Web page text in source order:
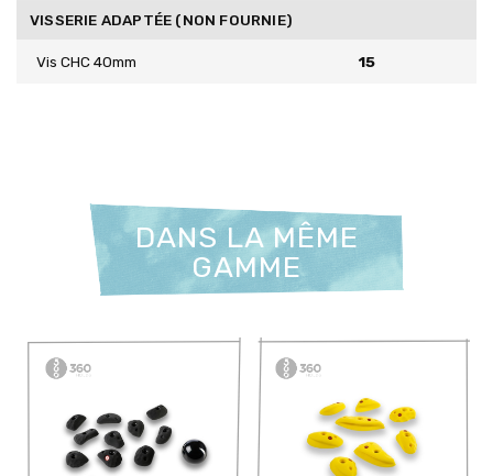
VISSERIE ADAPTÉE (NON FOURNIE)
Vis CHC 40mm 15
DANS LA MÊME
GAMME